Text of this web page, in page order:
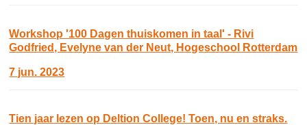
Workshop '100 Dagen thuiskomen in taal' - Rivi
Godfried, Evelyne van der Neut, Hogeschool Rotterdam
7 jun. 2023
Tien jaar lezen op Deltion College! Toen, nu en straks.